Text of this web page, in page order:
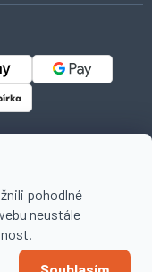
pohodlné
neustále
vyhrazena.